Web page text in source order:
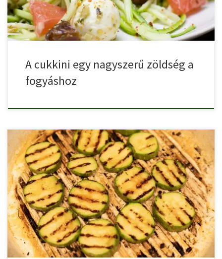
A cukkini egy nagyszerű zöldség a
fogyáshoz
A cukkinit néhány évtizeddel ezelőtt sokan gyanakodva
méregették. Mi is […]